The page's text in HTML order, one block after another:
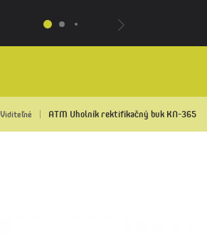
Viditeľné ATM Uholník rektifikačný buk KN-365